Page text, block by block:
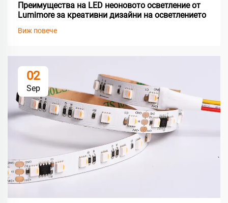
Преимущества на LED неоновото осветление от
Lumimore за креативни дизайни на осветлението
Виж повече
02
Sep